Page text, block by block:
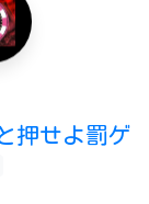
押せよ罰ゲ